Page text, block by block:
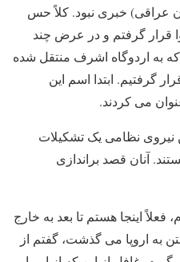
عراقی) خبری نبود. کلاً حس
قرار گرفتم و در عرض چند
به اردوگاه اشرف منتقل شده
گرفتیم. ابتدا اسم این
می کردند.
نظامی یک تشکیلات
آنان قصد براندازی
فعلاً اینجا هستم تا بعد به خارج
به اروپا می گذشت، گفتم از